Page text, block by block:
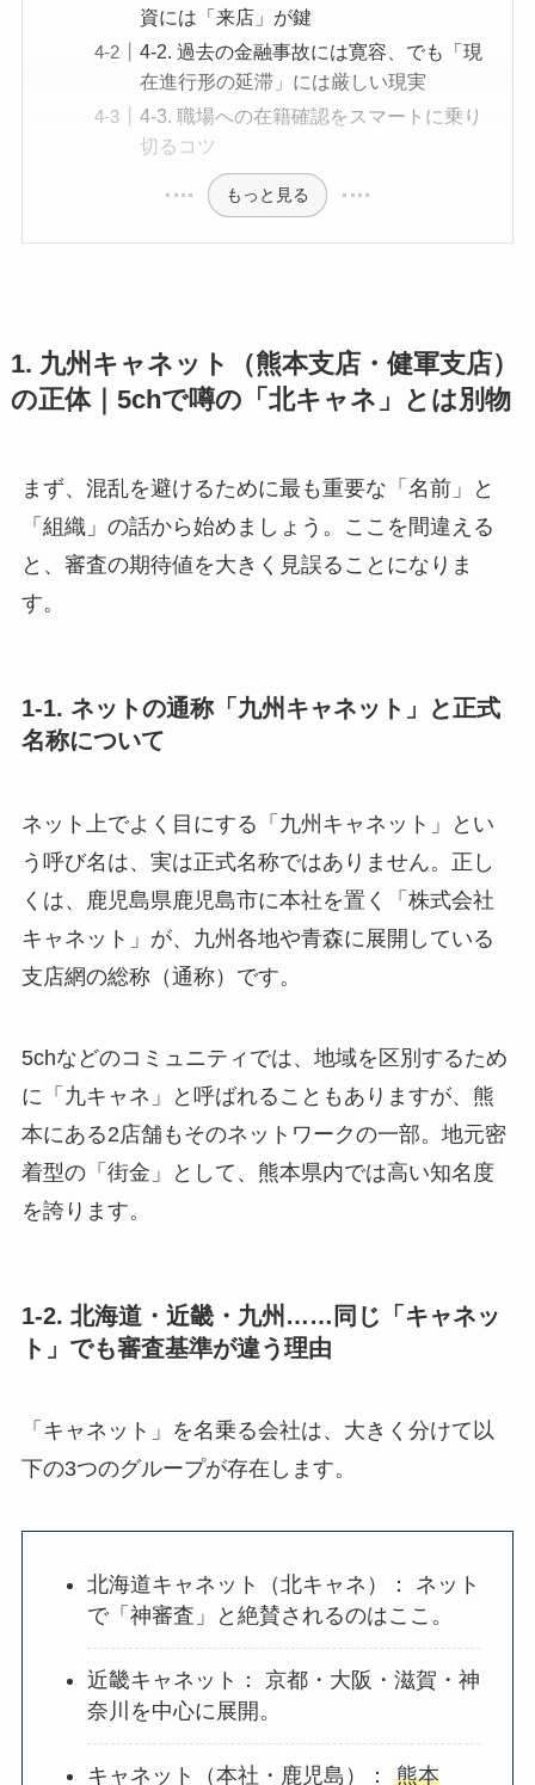
資には「来店」が鍵
4-2. 過去の金融事故には寛容、でも「現
在進行形の延滞」には厳しい現実
4-3. 職場への在籍確認をスマートに乗り
切るコツ
もっと見る
1. 九州キャネット（熊本支店・健軍支店）
の正体｜5chで噂の「北キャネ」とは別物
まず、混乱を避けるために最も重要な「名前」と
「組織」の話から始めましょう。ここを間違える
と、審査の期待値を大きく見誤ることになりま
す。
1-1. ネットの通称「九州キャネット」と正式
名称について
ネット上でよく目にする「九州キャネット」とい
う呼び名は、実は正式名称ではありません。正し
くは、鹿児島県鹿児島市に本社を置く「株式会社
キャネット」が、九州各地や青森に展開している
支店網の総称（通称）です。
5chなどのコミュニティでは、地域を区別するため
に「九キャネ」と呼ばれることもありますが、熊
本にある2店舗もそのネットワークの一部。地元密
着型の「街金」として、熊本県内では高い知名度
を誇ります。
1-2. 北海道・近畿・九州……同じ「キャネッ
ト」でも審査基準が違う理由
「キャネット」を名乗る会社は、大きく分けて以
下の3つのグループが存在します。
北海道キャネット（北キャネ）： ネット
で「神審査」と絶賛されるのはここ。
近畿キャネット： 京都・大阪・滋賀・神
奈川を中心に展開。
キャネット（本社・鹿児島）： 熊本